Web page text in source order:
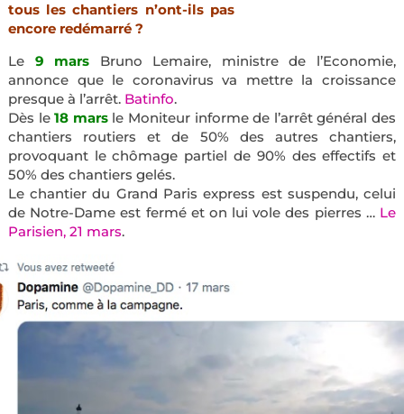
tous les chantiers n’ont-ils pas
encore redémarré ?
Le 9 mars Bruno Lemaire, ministre de l’Economie,
annonce que le coronavirus va mettre la croissance
presque à l’arrêt. Batinfo.
Dès le18 marsle Moniteur informe de l’arrêt général des
chantiers routiers et de 50% des autres chantiers,
provoquant le chômage partiel de 90% des effectifs et
50% des chantiers gelés.
Le chantier du Grand Paris express est suspendu, celui
de Notre-Dame est fermé et on lui vole des pierres … Le
Parisien, 21 mars.